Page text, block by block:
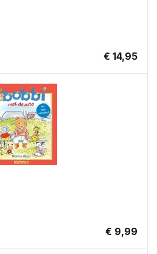
€ 14,95
€ 9,99